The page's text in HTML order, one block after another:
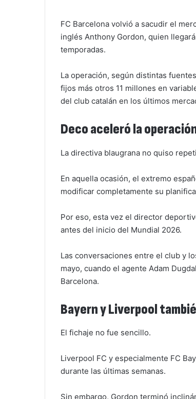
FC Barcelona volvió a sacudir el
inglés Anthony Gordon, quien
temporadas.
La operación, según distintas
fijos más otros 11 millones en
del club catalán en los últimos
Deco aceleró la
La directiva blaugrana no quiso
En aquella ocasión, el extremo
modificar completamente su
Por eso, esta vez el director
antes del inicio del Mundial 2026.
Las conversaciones entre el club y
mayo, cuando el agente Adam
Barcelona.
Bayern y Liverpool
El fichaje no fue sencillo.
Liverpool FC y especialmente FC
durante las últimas semanas.
Sin embargo, Gordon terminó